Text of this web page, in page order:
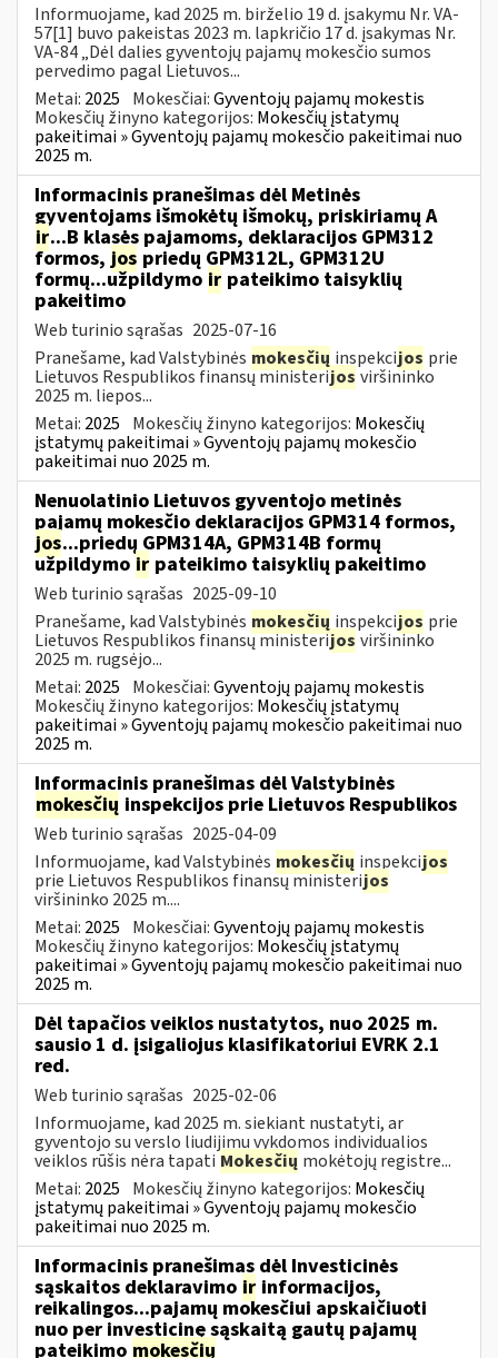
Informuojame, kad 2025 m. birželio 19 d. įsakymu Nr. VA-
57[1] buvo pakeistas 2023 m. lapkričio 17 d. įsakymas Nr.
VA-84 „Dėl dalies gyventojų pajamų mokesčio sumos
pervedimo pagal Lietuvos...
Metai: 2025 Mokesčiai:Gyventojų pajamų mokestis
Mokesčių žinyno kategorijos: Mokesčių įstatymų
pakeitimai » Gyventojų pajamų mokesčio pakeitimai nuo
2025 m.
Informacinis pranešimas dėl Metinės
gyventojams išmokėtų išmokų, priskiriamų A
ir...B klasės pajamoms, deklaracijos GPM312
formos, jos priedų GPM312L, GPM312U
formų...užpildymo ir pateikimo taisyklių
pakeitimo
Web turinio sąrašas 2025-07-16
Pranešame, kad Valstybinės mokesčių inspekcijos prie
Lietuvos Respublikos finansų ministerijos viršininko
2025 m. liepos...
Metai: 2025 Mokesčių žinyno kategorijos: Mokesčių
įstatymų pakeitimai » Gyventojų pajamų mokesčio
pakeitimai nuo 2025 m.
Nenuolatinio Lietuvos gyventojo metinės
pajamų mokesčio deklaracijos GPM314 formos,
jos...priedų GPM314A, GPM314B formų
užpildymo ir pateikimo taisyklių pakeitimo
Web turinio sąrašas 2025-09-10
Pranešame, kad Valstybinės mokesčių inspekcijos prie
Lietuvos Respublikos finansų ministerijos viršininko
2025 m. rugsėjo...
Metai: 2025 Mokesčiai:Gyventojų pajamų mokestis
Mokesčių žinyno kategorijos: Mokesčių įstatymų
pakeitimai » Gyventojų pajamų mokesčio pakeitimai nuo
2025 m.
Informacinis pranešimas dėl Valstybinės
mokesčių inspekcijos prie Lietuvos Respublikos
Web turinio sąrašas 2025-04-09
Informuojame, kad Valstybinės mokesčių inspekcijos
prie Lietuvos Respublikos finansų ministerijos
viršininko 2025 m....
Metai: 2025 Mokesčiai:Gyventojų pajamų mokestis
Mokesčių žinyno kategorijos: Mokesčių įstatymų
pakeitimai » Gyventojų pajamų mokesčio pakeitimai nuo
2025 m.
Dėl tapačios veiklos nustatytos, nuo 2025 m.
sausio 1 d. įsigaliojus klasifikatoriui EVRK 2.1
red.
Web turinio sąrašas 2025-02-06
Informuojame, kad 2025 m. siekiant nustatyti, ar
gyventojo su verslo liudijimu vykdomos individualios
veiklos rūšis nėra tapati Mokesčių mokėtojų registre...
Metai: 2025 Mokesčių žinyno kategorijos: Mokesčių
įstatymų pakeitimai » Gyventojų pajamų mokesčio
pakeitimai nuo 2025 m.
Informacinis pranešimas dėl Investicinės
sąskaitos deklaravimo ir informacijos,
reikalingos...pajamų mokesčiui apskaičiuoti
nuo per investicinę sąskaitą gautų pajamų
pateikimo mokesčių